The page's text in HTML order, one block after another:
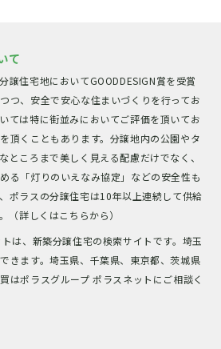
て
譲住宅地においてGOODDESIGN賞を受賞
つ、安全で安心な住まいづくりを行ってお
ては特に街並みにおいてご評価を頂いてお
頂くこともあります。分譲地内の公園やタ
ところまで美しく見える配慮だけでなく、
る「灯りのいえなみ協定」などの安全性も
ポラスの分譲住宅は10年以上連続して供給
（詳しくはこちらから）
は、新築分譲住宅の検索サイトです。埼玉
きます。埼玉県、千葉県、東京都、茨城県
はポラスグループ ポラスネットにご相談く